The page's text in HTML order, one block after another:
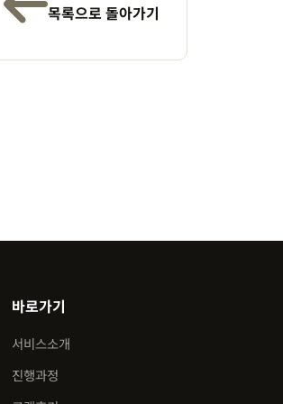
목록으로 돌아가기
바로가기
서비스소개
진행과정